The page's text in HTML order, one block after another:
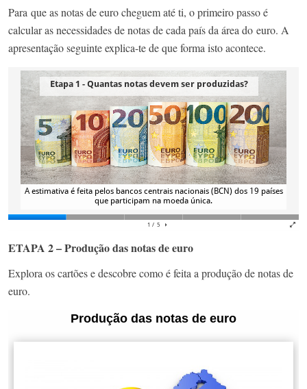
Para que as notas de euro cheguem até ti, o primeiro passo é
calcular as necessidades de notas de cada país da área do euro. A
apresentação seguinte explica-te de que forma isto acontece.
ETAPA 2 – Produção das notas de euro
Explora os cartões e descobre como é feita a produção de notas de
euro.